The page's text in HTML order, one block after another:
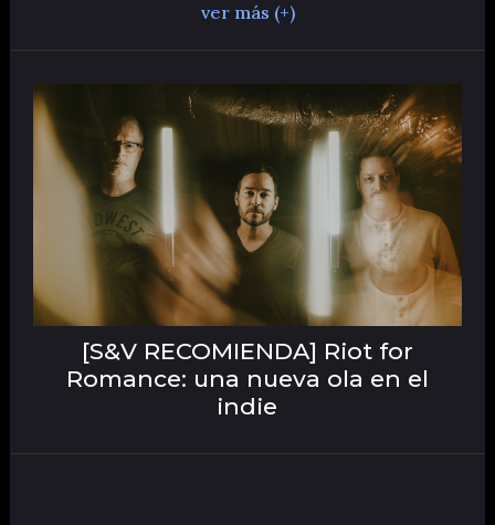
ver más (+)
[S&V RECOMIENDA] Riot for
Romance: una nueva ola en el
indie